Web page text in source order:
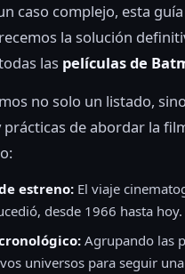
caso complejo, esta
la solución
las películas de
no solo un listado,
prácticas de abordar la
estreno: El viaje
desde 1966 hasta hoy.
Agrupando las
universos para seguir